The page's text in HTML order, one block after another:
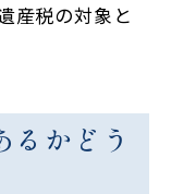
産税の対象と
かどう